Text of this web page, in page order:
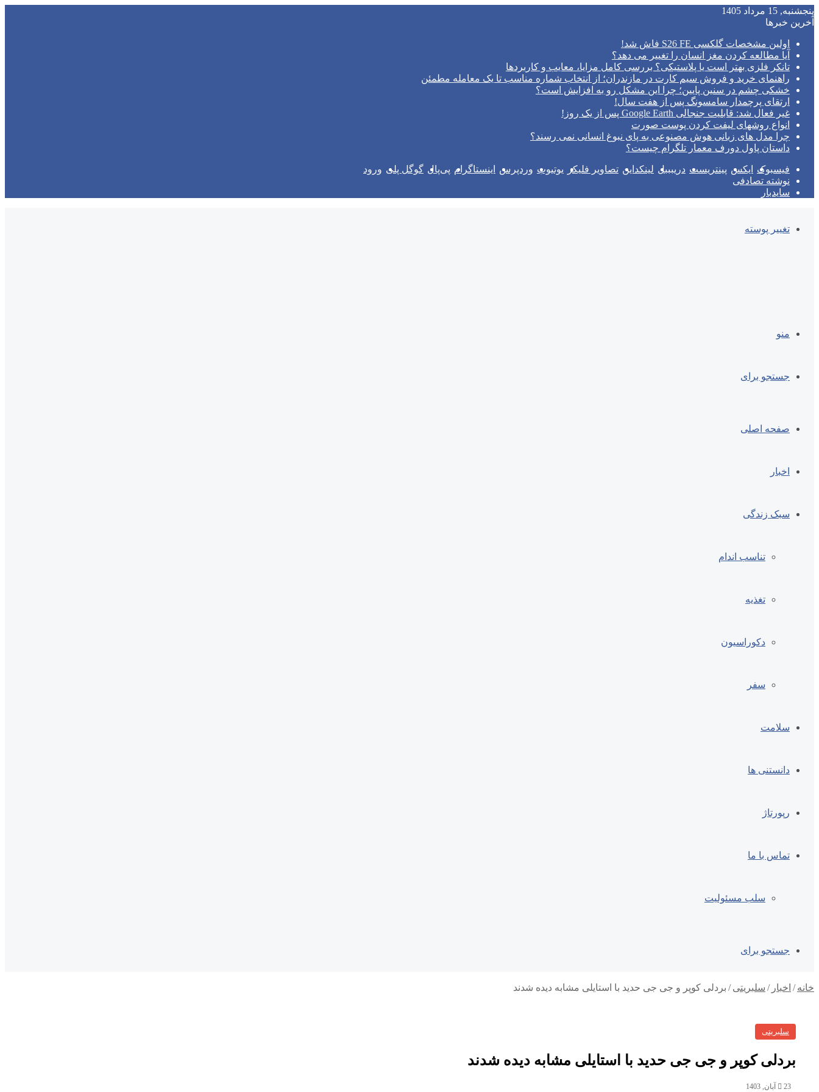
پنجشنبه, 15 مرداد 1405
آخرین خبرها
اولین مشخصات گلکسی S26 FE فاش شد!
آیا مطالعه کردن مغز انسان را تغییر می‌ دهد؟
تانکر فلزی بهتر است یا پلاستیکی؟ بررسی کامل مزایا، معایب و کاربردها
راهنمای خرید و فروش سیم کارت در مازندران؛ از انتخاب شماره مناسب تا یک معامله مطمئن
خشکی چشم در سنین پایین؛ چرا این مشکل رو به افزایش است؟
ارتقای پرچمدار سامسونگ پس از هفت سال!
غیر فعال شد: قابلیت جنجالی Google Earth پس از یک روز!
انواع روشهای لیفت کردن پوست صورت
چرا مدل‌ های زبانی هوش مصنوعی به پای نبوغ انسانی نمی‌ رسند؟
داستان پاول دورف معمار تلگرام چیست؟
فیسبوک ایکس پینتریست دریبببل لینکداین تصاویر فلیکر یوتیوب وردپرس اینستاگرام پی‌پال گوگل پلی ورود
نوشته تصادفی
سایدبار
تغییر پوسته
منو
جستجو برای
صفحه اصلی
اخبار
سبک زندگی
تناسب اندام
تغذیه
دکوراسیون
سفر
سلامت
دانستنی ها
رپورتاژ
تماس با ما
سلب مسئولیت
جستجو برای
خانه / اخبار / سلبریتی / بردلی کوپر و جی جی حدید با استایلی مشابه دیده شدند
سلبریتی
بردلی کوپر و جی جی حدید با استایلی مشابه دیده شدند
23 آبان, 1403